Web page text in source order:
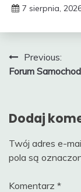
7 sierpnia,
Nawigacja
wpisu
Previous:
Forum
Dodaj
Twój adres e-
pola są
Komentarz *